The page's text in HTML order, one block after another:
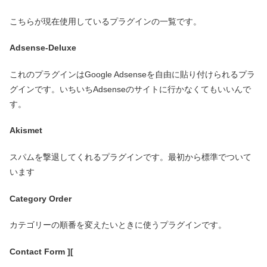
こちらが現在使用しているプラグインの一覧です。
Adsense-Deluxe
これのプラグインはGoogle Adsenseを自由に貼り付けられるプラ
グインです。いちいちAdsenseのサイトに行かなくてもいいんで
す。
Akismet
スパムを撃退してくれるプラグインです。最初から標準でついて
います
Category Order
カテゴリーの順番を変えたいときに使うプラグインです。
Contact Form ][